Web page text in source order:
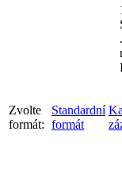
Zvolte
formát:
Standardní
formát